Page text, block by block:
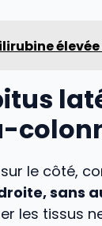
le côté,
sans
les tissus